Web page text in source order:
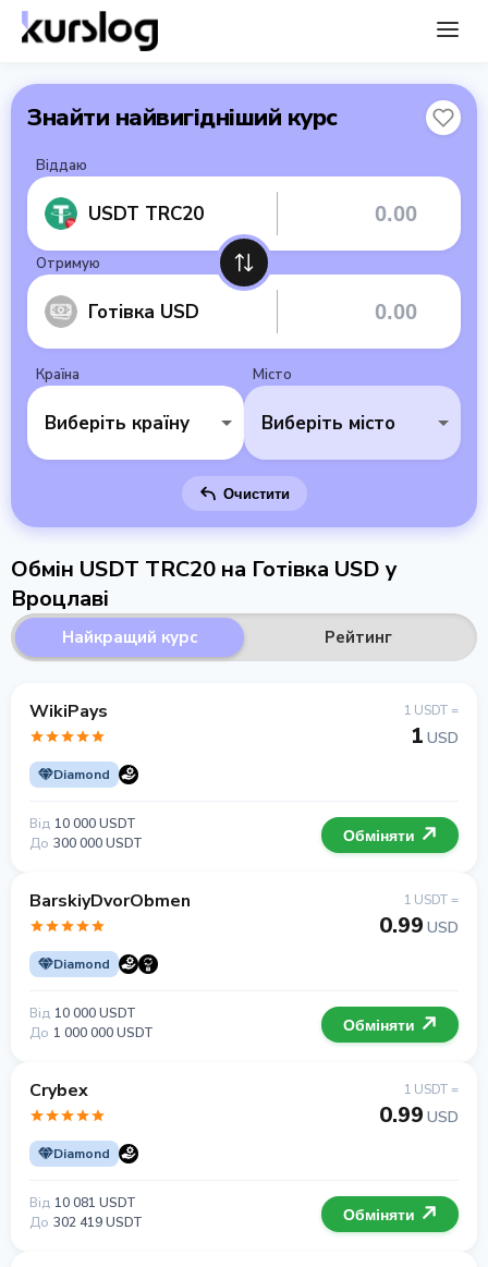
Знайти найвигідніший курс
Віддаю
USDT TRC20
Отримую
Готівка USD
Країна
Виберіть країну
Місто
Виберіть місто
Очистити
Обмін USDT TRC20 на Готівка USD у
Вроцлаві
Найкращий курс Рейтинг
WikiPays
Diamond
1 USDT =
1 USD
Від 10 000 USDT
До 300 000 USDT Обміняти
BarskiyDvorObmen
Diamond
1 USDT =
0.99 USD
Від 10 000 USDT
До 1 000 000 USDT Обміняти
Crybex
Diamond
1 USDT =
0.99 USD
Від 10 081 USDT
До 302 419 USDT Обміняти